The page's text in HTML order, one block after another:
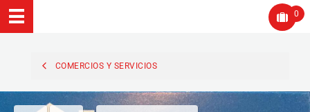
0
COMERCIOS Y SERVICIOS